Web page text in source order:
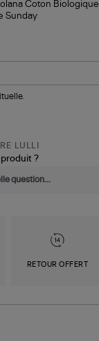
Coton Biologique
Sunday
LULLI
?
RETOUR OFFERT